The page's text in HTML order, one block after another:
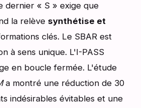
dernier « S » exige que
la relève synthétise et
clés. Le SBAR est
à sens unique. L'I-PASS
en boucle fermée. L'étude
a montré une réduction de 30
indésirables évitables et une